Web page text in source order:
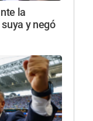
la
y negó